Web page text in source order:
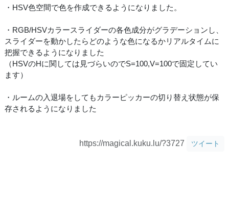
・HSV色空間で色を作成できるようになりました。
・RGB/HSVカラースライダーの各色成分がグラデーションし、
スライダーを動かしたらどのような色になるかリアルタイムに
把握できるようになりました
（HSVのHに関しては見づらいのでS=100,V=100で固定してい
ます）
・ルームの入退場をしてもカラーピッカーの切り替え状態が保
存されるようになりました
https://magical.kuku.lu/?3727 ツイート